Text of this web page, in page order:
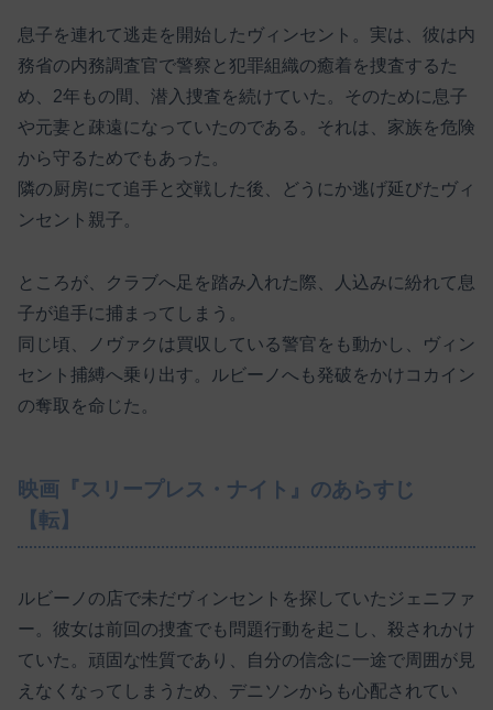
息子を連れて逃走を開始したヴィンセント。実は、彼は内
務省の内務調査官で警察と犯罪組織の癒着を捜査するた
め、2年もの間、潜入捜査を続けていた。そのために息子
や元妻と疎遠になっていたのである。それは、家族を危険
から守るためでもあった。
隣の厨房にて追手と交戦した後、どうにか逃げ延びたヴィ
ンセント親子。
ところが、クラブへ足を踏み入れた際、人込みに紛れて息
子が追手に捕まってしまう。
同じ頃、ノヴァクは買収している警官をも動かし、ヴィン
セント捕縛へ乗り出す。ルビーノへも発破をかけコカイン
の奪取を命じた。
映画『スリープレス・ナイト』のあらすじ
【転】
ルビーノの店で未だヴィンセントを探していたジェニファ
ー。彼女は前回の捜査でも問題行動を起こし、殺されかけ
ていた。頑固な性質であり、自分の信念に一途で周囲が見
えなくなってしまうため、デニソンからも心配されてい